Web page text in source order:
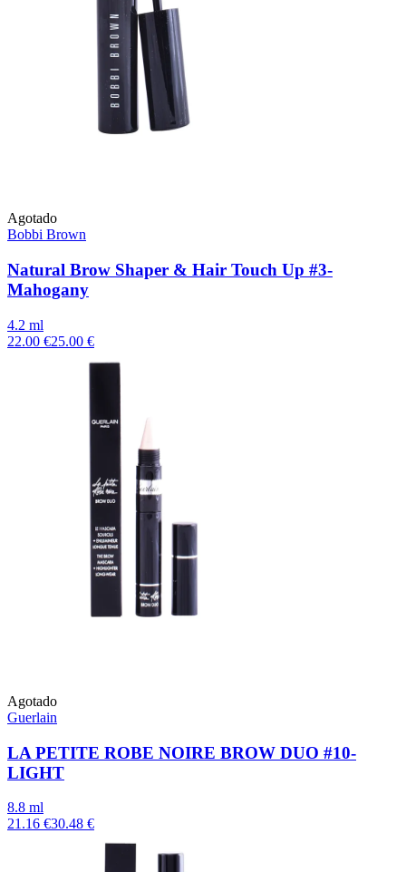
Agotado
Bobbi Brown
Natural Brow Shaper & Hair Touch Up #3-
Mahogany
4.2 ml
22.00 €25.00 €
Agotado
Guerlain
LA PETITE ROBE NOIRE BROW DUO #10-
LIGHT
8.8 ml
21.16 €30.48 €